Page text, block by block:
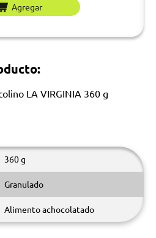
Agregar
LA VIRGINIA 360 g
360 g
Granulado
Alimento achocolatado